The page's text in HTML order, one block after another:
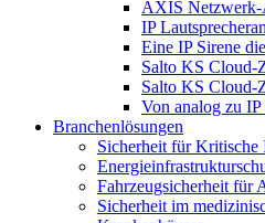
AXIS
IP
Eine IP Sirene
Salto KS Cloud-
Salto KS Cloud-
Von analog zu
Branchenlösungen
Sicherheit für
Fahrzeugsicherheit für
Sicherheit im